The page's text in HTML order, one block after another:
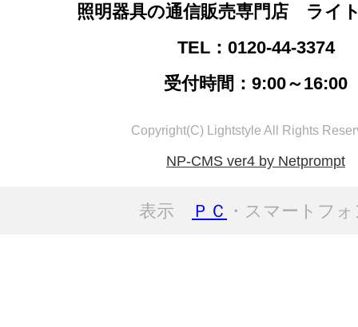
照明器具の通信販売専門店 ライ
TEL：0120-44-3374
受付時間：9:00～16:00
Copyright(C) Lightstyle All Rights
NP-CMS ver4 by Netprompt
表示 ＰＣ ・スマートフ